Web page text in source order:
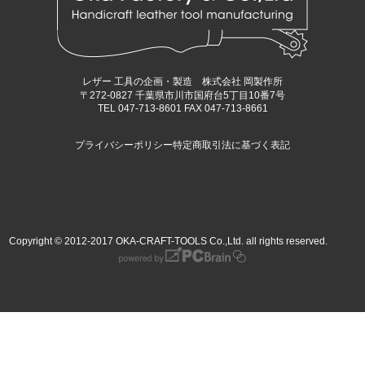
レザー 工具の企画・製造 株式会社 岡製作所
〒272-0827 千葉県市川市国府台5丁目10番7号
TEL 047-713-8601 FAX 047-713-8661
プライバシーポリシー特定商取引法に基づく表記
Copyright © 2012-2017 OKA-CRAFT-TOOLS Co.,Ltd. all rights reserved.